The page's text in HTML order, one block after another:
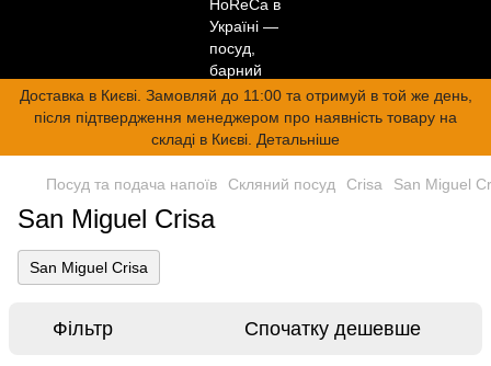
Доставка в Києві. Замовляй до 11:00 та отримуй в той же день,
після підтвердження менеджером про наявність товару на
складі в Києві. Детальніше
Посуд та подача напоїв Скляний посуд Crisa San Miguel
San Miguel Crisa
San Miguel Crisa
Фільтр Спочатку дешевше